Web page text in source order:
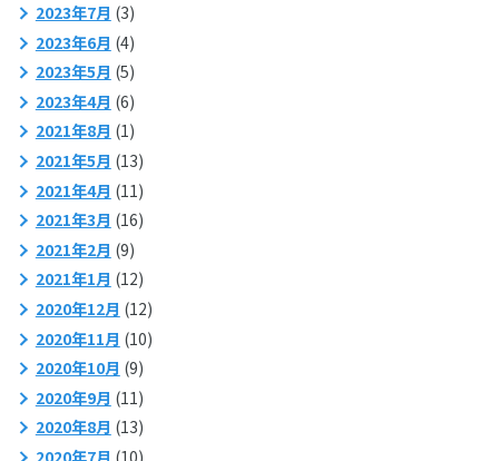
2023年7月 (3)
2023年6月 (4)
2023年5月 (5)
2023年4月 (6)
2021年8月 (1)
2021年5月 (13)
2021年4月 (11)
2021年3月 (16)
2021年2月 (9)
2021年1月 (12)
2020年12月 (12)
2020年11月 (10)
2020年10月 (9)
2020年9月 (11)
2020年8月 (13)
2020年7月 (10)